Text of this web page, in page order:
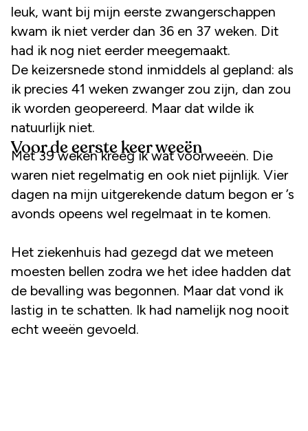
leuk, want bij mijn eerste zwangerschappen
kwam ik niet verder dan 36 en 37 weken. Dit
had ik nog niet eerder meegemaakt.
De keizersnede stond inmiddels al gepland: als
ik precies 41 weken zwanger zou zijn, dan zou
ik worden geopereerd. Maar dat wilde ik
natuurlijk niet.
Voor de eerste keer weeën
Met 39 weken kreeg ik wat voorweeën. Die
waren niet regelmatig en ook niet pijnlijk. Vier
dagen na mijn uitgerekende datum begon er ’s
avonds opeens wel regelmaat in te komen.
Het ziekenhuis had gezegd dat we meteen
moesten bellen zodra we het idee hadden dat
de bevalling was begonnen. Maar dat vond ik
lastig in te schatten. Ik had namelijk nog nooit
echt weeën gevoeld.